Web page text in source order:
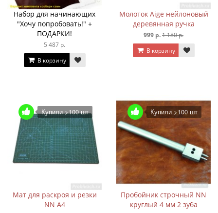
Набор для начинающих
"Хочу попробовать!" +
ПОДАРКИ!
5 487 р.
В корзину
Молоток Aige нейлоновый
деревянная ручка
999 р.1 180 р.
В корзину
Купили >100 шт
Мат для раскроя и резки
NN А4
Купили >100 шт
Пробойник строчный NN
круглый 4 мм 2 зуба